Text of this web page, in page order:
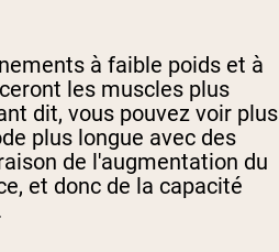
à faible poids et à
les muscles plus
dit, vous pouvez voir plus
plus longue avec des
de l'augmentation du
et donc de la capacité